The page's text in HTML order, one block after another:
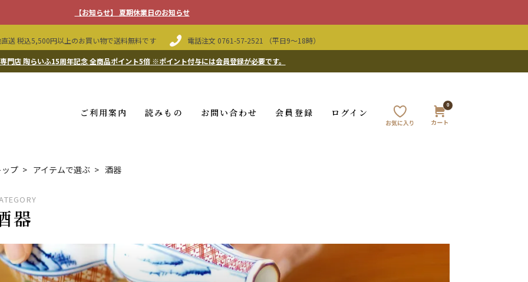
【お知らせ】 夏期休業日のお知らせ
送 税込5,500円以上のお買い物で送料無料です 電話注文 0761-57-2521 （平日9〜18時）
門店 陶らいふ15周年記念 全商品ポイント5倍※ポイント付与には会員登録が必要です。
ご利用案内 読みもの お問い合わせ 会員登録 ログイン
0
ップ アイテムで選ぶ 酒器
器